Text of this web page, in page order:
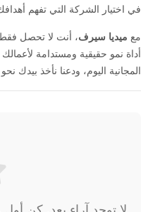
في اختيار الشركة التي تفهم
مع ميديا سيرف، أنت لا تحصل
أداة نمو حقيقية ومستدامة
المجانية اليوم، ودعنا نأخذ بيدك